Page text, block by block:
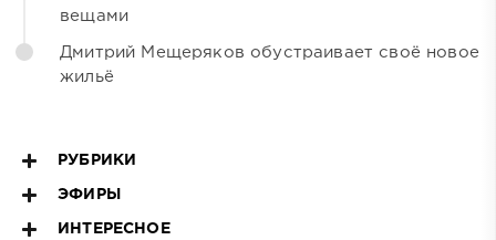
вещами
Дмитрий Мещеряков обустраивает своё новое
жильё
РУБРИКИ
ЭФИРЫ
ИНТЕРЕСНОЕ